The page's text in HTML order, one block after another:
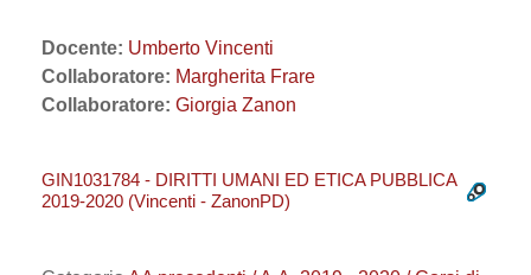
Docente: Umberto Vincenti
Collaboratore: Margherita Frare
Collaboratore: Giorgia Zanon
GIN1031784 - DIRITTI UMANI ED ETICA PUBBLICA
2019-2020 (Vincenti - ZanonPD)